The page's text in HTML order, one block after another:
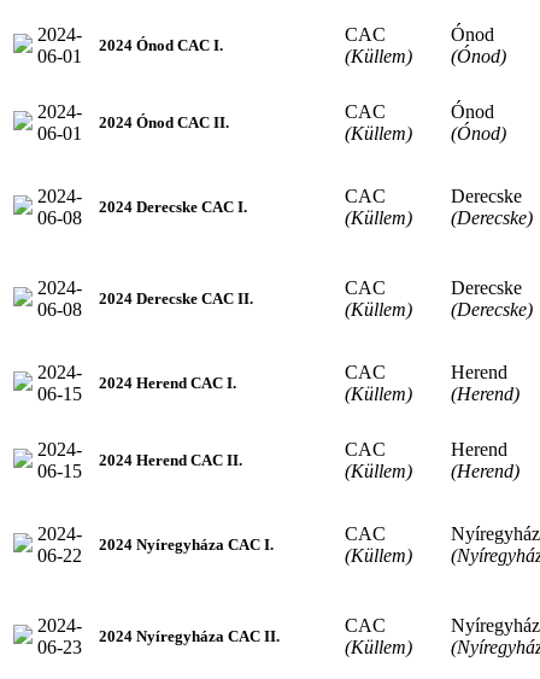
2024-
06-01
2024 Ónod CAC I.
CAC
(Küllem)
Ónod
(Ónod)
2024-
06-01
2024 Ónod CAC II.
CAC
(Küllem)
Ónod
(Ónod)
2024-
06-08
2024 Derecske CAC I.
CAC
(Küllem)
Derecske
(Derecske)
2024-
06-08
2024 Derecske CAC II.
CAC
(Küllem)
Derecske
(Derecske)
2024-
06-15
2024 Herend CAC I.
CAC
(Küllem)
Herend
(Herend)
2024-
06-15
2024 Herend CAC II.
CAC
(Küllem)
Herend
(Herend)
2024-
06-22
2024 Nyíregyháza CAC I.
CAC
(Küllem)
2024-
06-23
2024 Nyíregyháza CAC II.
CAC
(Küllem)